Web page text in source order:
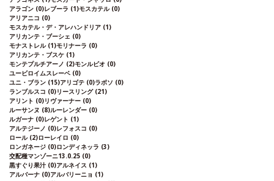
アラゴン (0)レブーラ (1)モスカテル (0)
アリアニコ (0)
モスカテル・デ・アレハンドリア (1)
アリカンテ・ブーシェ (0)
モナストレル (1)モリナーラ (0)
アリカンテ・ブスケ (1)
モンテプルチアーノ (2)モンルビオ (0)
ユービロイムスレーベ (0)
ユニ・ブラン (15)アリゴテ (0)ラボソ (0)
ランブルスコ (0)リースリング (21)
アリント (0)リヴァーナー (0)
ルーサンヌ (8)ルーレンダー (0)
ルガーナ (0)レゲント (1)
アルテジーノ (0)レフォスコ (0)
ロール (2)ローレイロ (0)
ロンガネージ (0)ロンディネッラ (3)
交配種マンゾーニ13.0.25 (0)
黒すぐり果汁 (0)アルネイス (1)
アルバーナ (0)アルバリーニョ (1)